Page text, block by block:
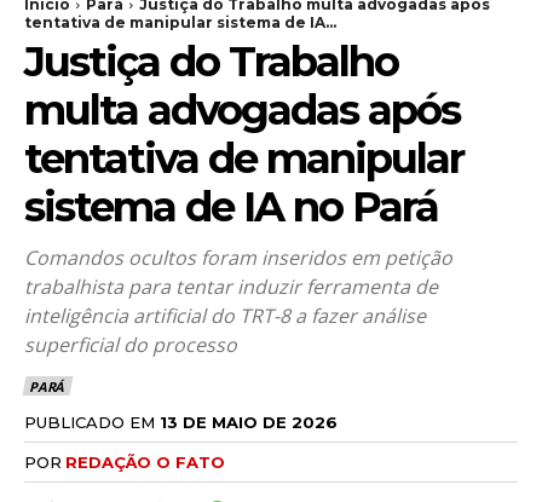
Início Pará
Justiça do Trabalho multa advogadas após
tentativa de manipular sistema de IA...
Justiça do Trabalho
multa advogadas após
tentativa de manipular
sistema de IA no Pará
Comandos ocultos foram inseridos em petição
trabalhista para tentar induzir ferramenta de
inteligência artificial do TRT-8 a fazer análise
superficial do processo
PARÁ
PUBLICADO EM 13 DE MAIO DE 2026
POR REDAÇÃO O FATO